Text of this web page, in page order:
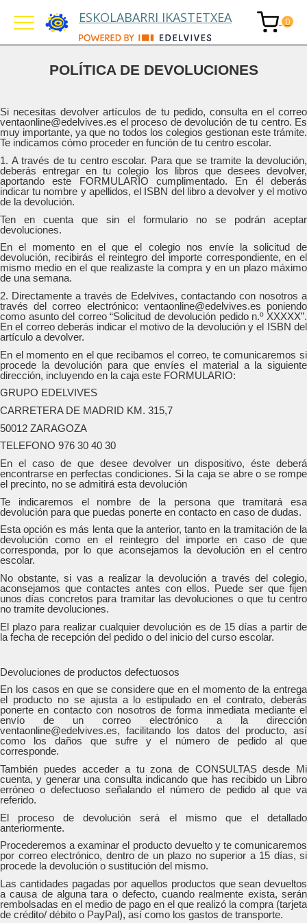
ESKOLABARRI IKASTETXEA
POLÍTICA DE DEVOLUCIONES
Si necesitas devolver artículos de tu pedido, consulta en el correo
ventaonline@edelvives.es el proceso de devolución de tu centro. Es
muy importante, ya que no todos los colegios gestionan este trámite.
Te indicamos cómo proceder en función de tu centro escolar.
1. A través de tu centro escolar. Para que se tramite la devolución,
deberás entregar en tu colegio los libros que desees devolver,
aportando este FORMULARIO cumplimentado. En él deberás
indicar tu nombre y apellidos, el ISBN del libro a devolver y el motivo
de la devolución.
Ten en cuenta que sin el formulario no se podrán aceptar
devoluciones.
En el momento en el que el colegio nos envíe la solicitud de
devolución, recibirás el reintegro del importe correspondiente, en el
mismo medio en el que realizaste la compra y en un plazo máximo
de una semana.
2. Directamente a través de Edelvives, contactando con nosotros a
través del correo electrónico: ventaonline@edelvives.es poniendo
como asunto del correo “Solicitud de devolución pedido n.º XXXXX”.
En el correo deberás indicar el motivo de la devolución y el ISBN del
artículo a devolver.
En el momento en el que recibamos el correo, te comunicaremos si
procede la devolución para que envíes el material a la siguiente
dirección, incluyendo en la caja este FORMULARIO:
GRUPO EDELVIVES
CARRETERA DE MADRID KM. 315,7
50012 ZARAGOZA
TELEFONO 976 30 40 30
En el caso de que desee devolver un dispositivo, éste deberá
encontrarse en perfectas condiciones. Si la caja se abre o se rompe
el precinto, no se admitirá esta devolución
Te indicaremos el nombre de la persona que tramitará esa
devolución para que puedas ponerte en contacto en caso de dudas.
Esta opción es más lenta que la anterior, tanto en la tramitación de la
devolución como en el reintegro del importe en caso de que
corresponda, por lo que aconsejamos la devolución en el centro
escolar.
No obstante, si vas a realizar la devolución a través del colegio,
aconsejamos que contactes antes con ellos. Puede ser que fijen
unos días concretos para tramitar las devoluciones o que tu centro
no tramite devoluciones.
El plazo para realizar cualquier devolución es de 15 días a partir de
la fecha de recepción del pedido o del inicio del curso escolar.
Devoluciones de productos defectuosos
En los casos en que se considere que en el momento de la entrega
el producto no se ajusta a lo estipulado en el contrato, deberás
ponerte en contacto con nosotros de forma inmediata mediante el
envío de un correo electrónico a la dirección
ventaonline@edelvives.es, facilitando los datos del producto, así
como los daños que sufre y el número de pedido al que
corresponde.
También puedes acceder a tu zona de CONSULTAS desde Mi
cuenta, y generar una consulta indicando que has recibido un Libro
erróneo o defectuoso señalando el número de pedido al que va
referido.
El proceso de devolución será el mismo que el detallado
anteriormente.
Procederemos a examinar el producto devuelto y te comunicaremos
por correo electrónico, dentro de un plazo no superior a 15 días, si
procede la devolución o sustitución del mismo.
Las cantidades pagadas por aquellos productos que sean devueltos
a causa de alguna tara o defecto, cuando realmente exista, serán
rembolsadas en el medio de pago en el que realizó la compra (tarjeta
de crédito/ débito o PayPal), así como los gastos de transporte.